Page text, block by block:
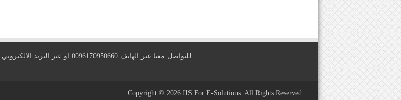
للتواصل معنا عبر الهاتف 0096170950660 او عبر البريد الالكتروني
Copyright © 2026 IIS For E-Solutions. All Rights Reserved